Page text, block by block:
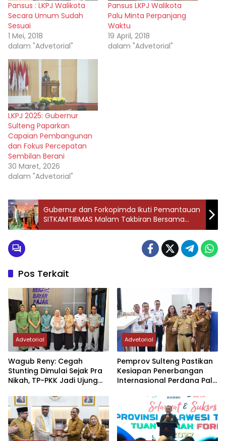
Pansus : LKPJ Walikota
Secara Umum Sudah
Sesuai
1 Mei, 2018
dalam "Advetorial"
Pansus LKPJ Walikota
Palu Minta Perpanjang
Waktu
19 April, 2018
dalam "Advetorial"
LKPJ 2025: Gubernur
Sulteng Paparkan
Capaian Pembangunan
dan Fokus Percepatan
Sembilan Berani
30 Maret, 2026
dalam "Advetorial"
Gubernur dan Forkopimda Ikuti Pemantauan
SITKAMTIBMAS Malam Takbiran Bersama
Kapolri
Pos Terkait
Advetorial
Wagub Reny: Cegah
Stunting Dimulai Sejak Pra
Nikah, TP-PKK Jadi Ujung
Advetorial
Pemprov Sulteng Pastikan
Kesiapan Penerbangan
Internasional Perdana Palu